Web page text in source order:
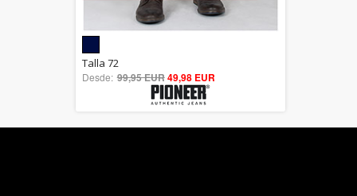
out of 5
Talla 72
Desde: 99,95 EUR49,98 EUR